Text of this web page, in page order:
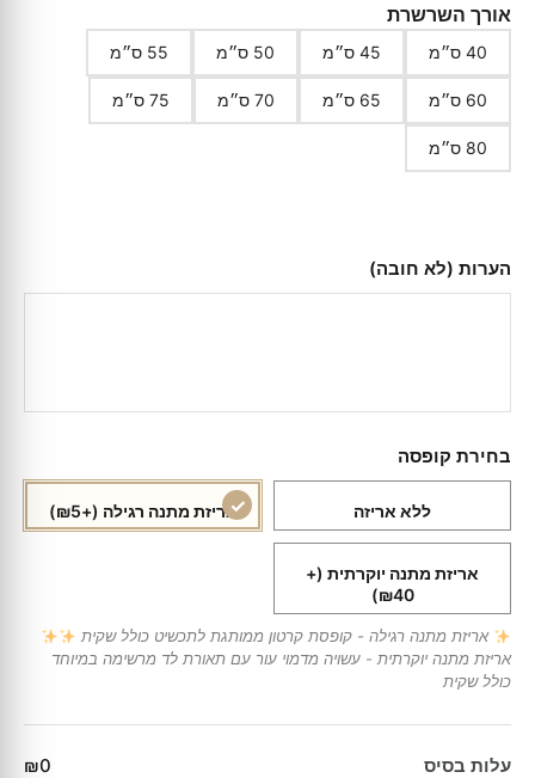
אורך השרשרת
40 ס״מ 45 ס״מ 50 ס״מ 55 ס״מ
60 ס״מ 65 ס״מ 70 ס״מ 75 ס״מ
80 ס״מ
הערות (לא חובה)
בחירת קופסה
ללא אריזה אריזת מתנה רגילה (+₪5)
אריזת מתנה יוקרתית (+
₪40)
אריזת מתנה רגילה - קופסת קרטון ממותגת לתכשיט כולל שקית
אריזת מתנה יוקרתית - עשויה מדמוי עור עם תאורת לד מרשימה במיוחד
כולל שקית
עלות בסיס
₪0